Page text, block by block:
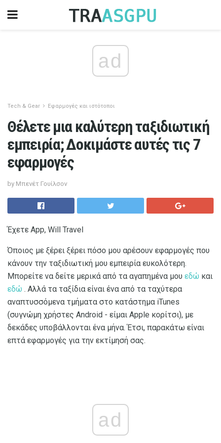
ad
Tech & Gear Εφαρμογές και ιστότοποι
Θέλετε μια καλύτερη ταξιδιωτική
εμπειρία; Δοκιμάστε αυτές τις 7
εφαρμογές
by Μπενέτ Γουίλσον
Έχετε App, Will Travel
Όποιος με ξέρει ξέρει πόσο μου αρέσουν εφαρμογές που
κάνουν την ταξιδιωτική μου εμπειρία ευκολότερη.
Μπορείτε να δείτε μερικά από τα αγαπημένα μου εδώ και
εδώ . Αλλά τα ταξίδια είναι ένα από τα ταχύτερα
αναπτυσσόμενα τμήματα στο κατάστημα iTunes
(συγνώμη χρήστες Android - είμαι Apple κορίτσι), με
δεκάδες υποβάλλονται ένα μήνα. Έτσι, παρακάτω είναι
επτά εφαρμογές για την εκτίμησή σας.
ad